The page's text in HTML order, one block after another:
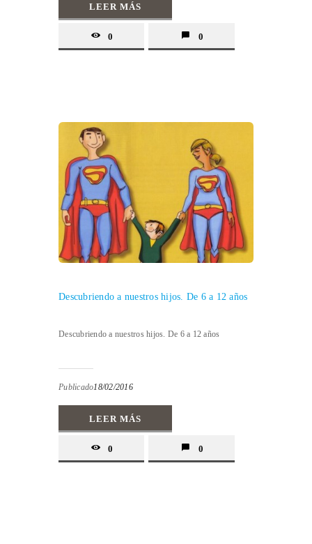
LEER MÁS
0 0
Descubriendo a nuestros hijos. De 6 a 12 años
Descubriendo a nuestros hijos. De 6 a 12 años
Publicado18/02/2016
LEER MÁS
0 0